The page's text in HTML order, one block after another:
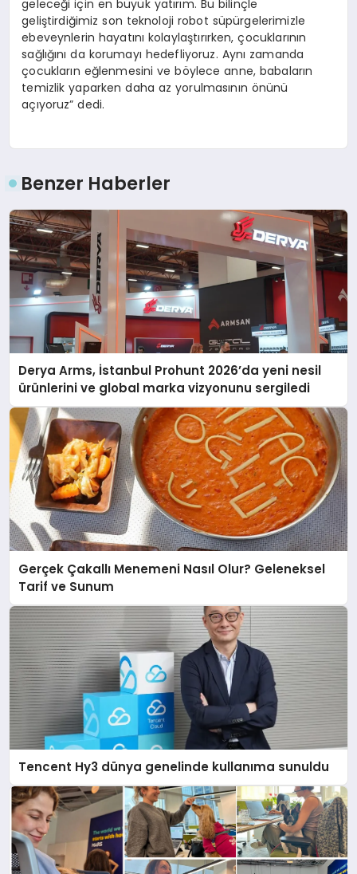
geleceği için en büyük yatırım. Bu bilinçle
geliştirdiğimiz son teknoloji robot süpürgelerimizle
ebeveynlerin hayatını kolaylaştırırken, çocuklarının
sağlığını da korumayı hedefliyoruz. Aynı zamanda
çocukların eğlenmesini ve böylece anne, babaların
temizlik yaparken daha az yorulmasının önünü
açıyoruz” dedi.
Benzer Haberler
Derya Arms, İstanbul Prohunt 2026’da yeni nesil
ürünlerini ve global marka vizyonunu sergiledi
Gerçek Çakallı Menemeni Nasıl Olur? Geleneksel
Tarif ve Sunum
Tencent Hy3 dünya genelinde kullanıma sunuldu